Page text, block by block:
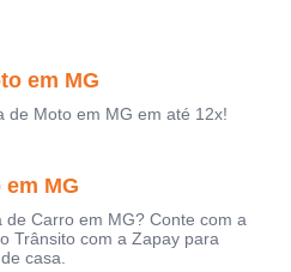
em MG
de Moto em MG em até 12x!
MG
de Carro em MG? Conte com a
Trânsito com a Zapay para
casa.